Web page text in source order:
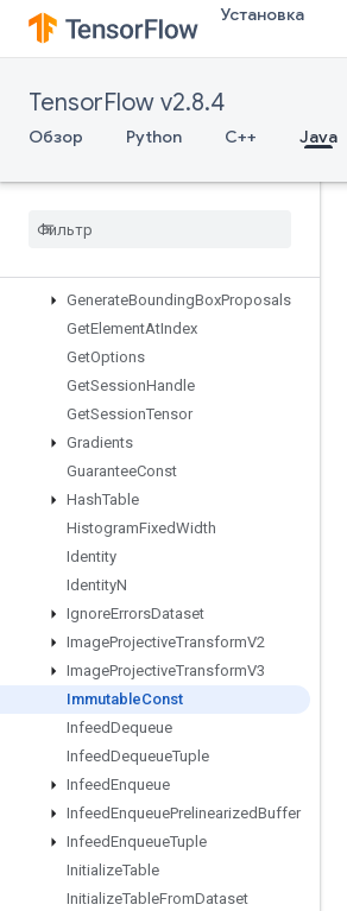
Установка
TensorFlow v2.8.4
Обзор Python C++ Java
FinalizeTPUEmbedding
Fingerprint
FresnelSin
FusedBatchNormGradV3
GRUBlockCell
Gather
GenerateBoundingBoxProposals
GetElementAtIndex
GetOptions
GetSessionHandle
GetSessionTensor
Gradients
GuaranteeConst
HashTable
HistogramFixedWidth
Identity
IdentityN
IgnoreErrorsDataset
ImageProjectiveTransformV2
ImageProjectiveTransformV3
ImmutableConst
InfeedDequeue
InfeedDequeueTuple
InfeedEnqueue
InfeedEnqueuePrelinearizedBuffer
InfeedEnqueueTuple
InitializeTable
InitializeTableFromDataset